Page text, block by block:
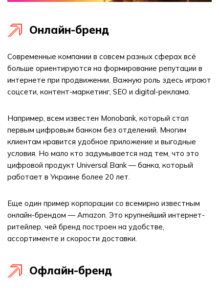
Онлайн-бренд
Современные компании в совсем разных сферах всё
больше ориентируются на формирование репутации в
интернете при продвижении. Важную роль здесь играют
соцсети, контент-маркетинг, SEO и digital-реклама.
Например, всем известен Monobank, который стал
первым цифровым банком без отделений. Многим
клиентам нравится удобное приложение и выгодные
условия. Но мало кто задумывается над тем, что это
цифровой продукт Universal Bank — банка, который
работает в Украине более 20 лет.
Еще один пример корпорации со всемирно известным
онлайн-брендом — Amazon. Это крупнейший интернет-
ритейлер, чей бренд построен на удобстве,
ассортименте и скорости доставки.
Офлайн-бренд